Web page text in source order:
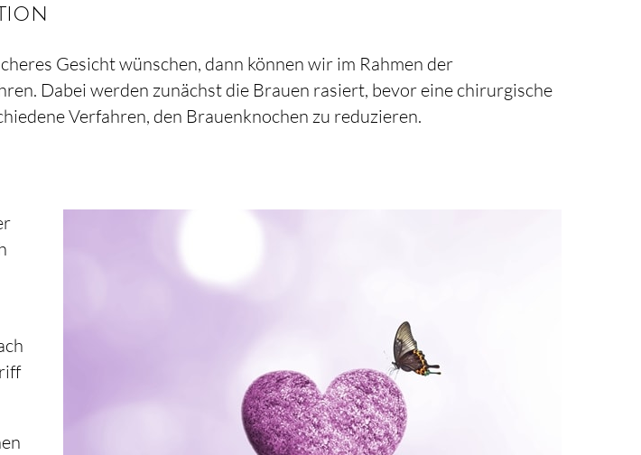
Gesicht wünschen, dann können wir im Rahmen der
Dabei werden zunächst die Brauen rasiert, bevor eine chirurgische
Verfahren, den Brauenknochen zu reduzieren.